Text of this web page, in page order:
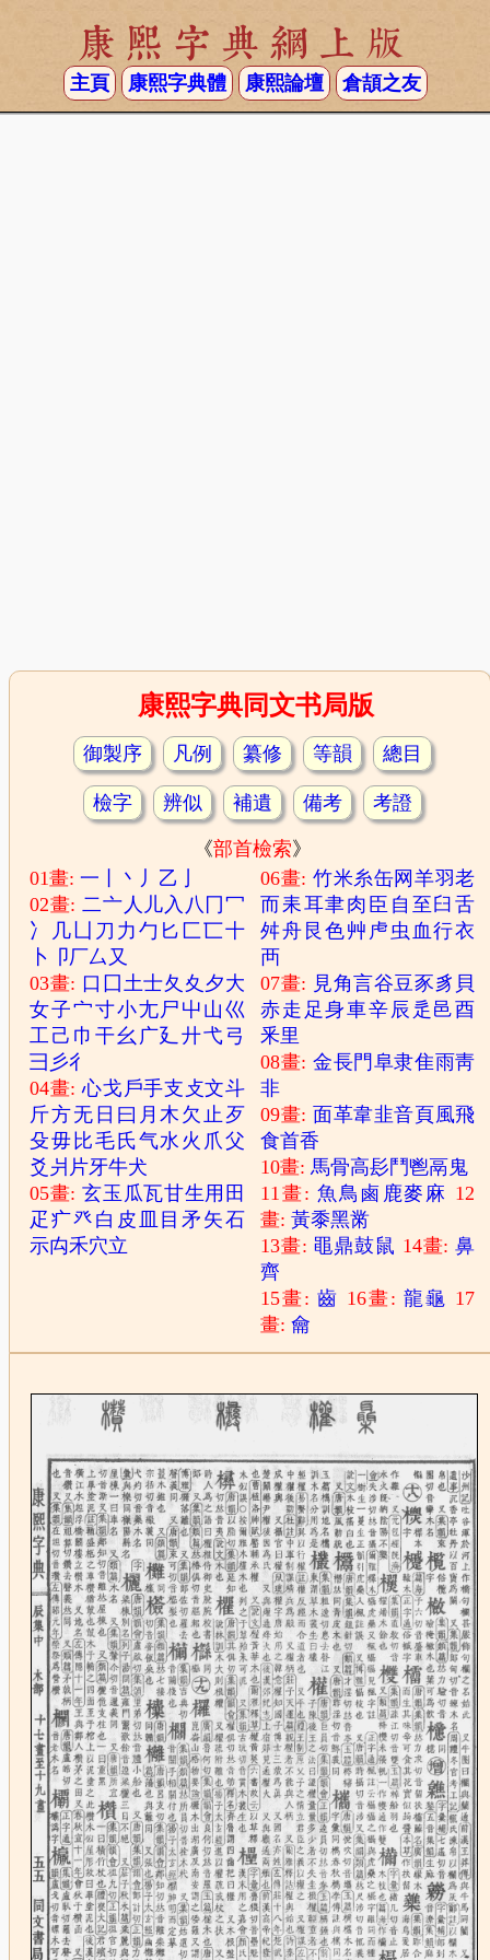
康熙字典網上版
主頁 康熙字典體 康熙論壇 倉頡之友
康熙字典同文书局版
御製序 凡例 纂修 等韻 總目
檢字 辨似 補遺 備考 考證
《部首檢索》
01畫:一 丶 丿 乙
02畫:二亠 人 儿入 八 冂冖
冫
几 凵 刀 力 勹 匕 匚匸十
卜
卩厂厶 又
03畫: 口 囗 土士夂 夊 夕大
女子宀寸小尢尸 屮 山巛
工 己 巾 干幺 广廴廾弋弓
彐 彡彳
04畫:心戈 戶手支 攴文斗
斤方无 日 曰 月木 欠止 歹
殳毋 比毛 氏气水 火 爪父
爻 爿 片牙牛犬
05畫:玄玉 瓜瓦甘生用 田
疋 疒癶 白 皮 目矛 矢石
示禸禾穴立
06畫: 竹米糸缶网 羊羽老
而耒耳聿肉 臣 自 至 臼舌
舛舟 艮色艸 虍 虫 血行衣
襾
07畫: 見角言谷豆豕豸 貝
赤走 足身車辛辰 辵 邑酉
釆里
08畫: 金長門 阜隶隹雨靑
非
09畫: 面革韋韭音頁風飛
食首香
10畫:馬骨高髟 鬥鬯鬲 鬼
11畫: 魚鳥 鹵 鹿麥 麻 12
畫:黃黍黑黹
13畫: 黽鼎鼓鼠 14畫:鼻
齊
15畫:齒 16畫:龍龜 17
畫:龠